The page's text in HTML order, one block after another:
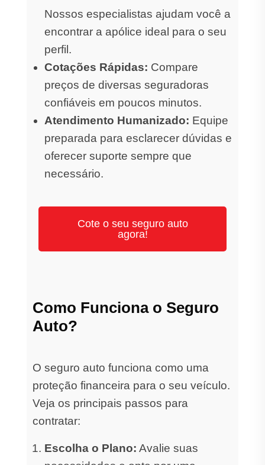
Nossos especialistas ajudam você a
encontrar a apólice ideal para o seu
perfil.
Cotações Rápidas: Compare
preços de diversas seguradoras
confiáveis em poucos minutos.
Atendimento Humanizado: Equipe
preparada para esclarecer dúvidas e
oferecer suporte sempre que
necessário.
Cote o seu seguro auto
agora!
Como Funciona o Seguro
Auto?
O seguro auto funciona como uma
proteção financeira para o seu veículo.
Veja os principais passos para
contratar:
Escolha o Plano: Avalie suas